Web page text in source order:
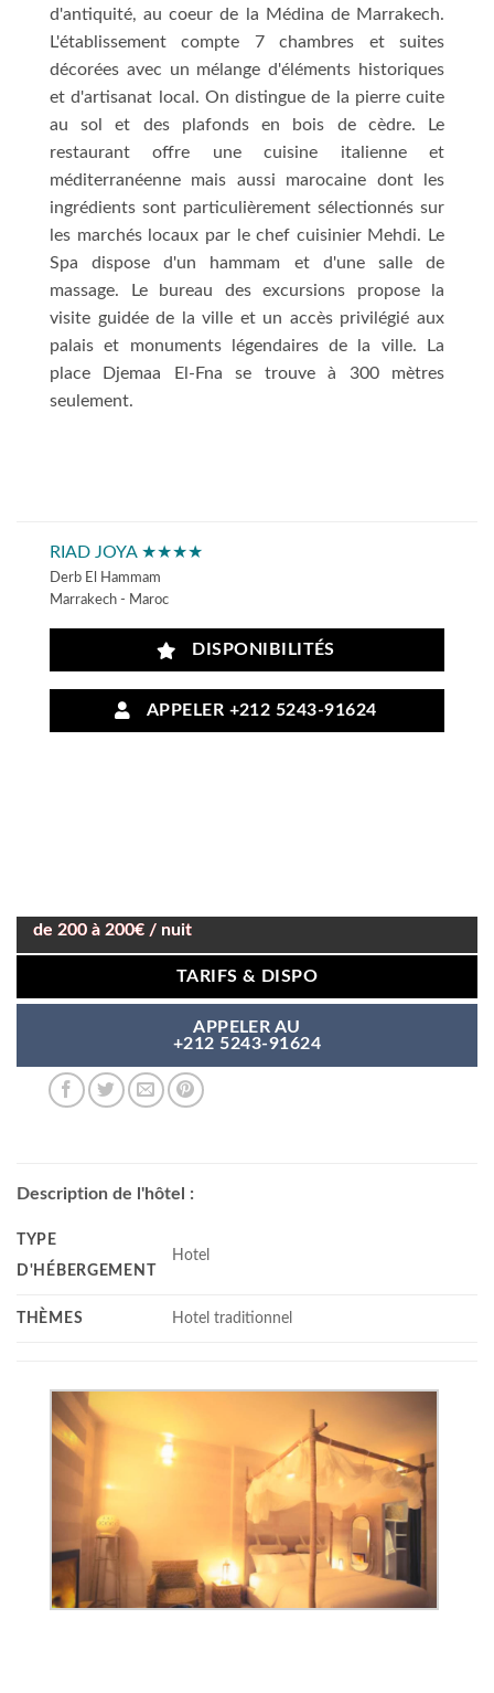
d'antiquité, au coeur de la Médina de Marrakech.
L'établissement compte 7 chambres et suites
décorées avec un mélange d'éléments historiques
et d'artisanat local. On distingue de la pierre cuite
au sol et des plafonds en bois de cèdre. Le
restaurant offre une cuisine italienne et
méditerranéenne mais aussi marocaine dont les
ingrédients sont particulièrement sélectionnés sur
les marchés locaux par le chef cuisinier Mehdi. Le
Spa dispose d'un hammam et d'une salle de
massage. Le bureau des excursions propose la
visite guidée de la ville et un accès privilégié aux
palais et monuments légendaires de la ville. La
place Djemaa El-Fna se trouve à 300 mètres
seulement.
RIAD JOYA ★★★★
Derb El Hammam
Marrakech - Maroc
DISPONIBILITÉS
APPELER +212 5243-91624
de 200 à 200€ / nuit
TARIFS & DISPO
APPELER AU
+212 5243-91624
Description de l'hôtel :
TYPE
D'HÉBERGEMENT
Hotel
THÈMES Hotel traditionnel